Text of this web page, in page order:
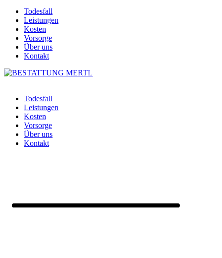
Todesfall
Leistungen
Kosten
Vorsorge
Über uns
Kontakt
Todesfall
Leistungen
Kosten
Vorsorge
Über uns
Kontakt